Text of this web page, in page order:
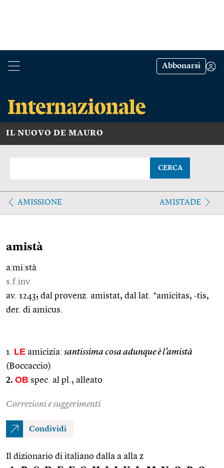
Abbonarsi
IL NUOVO DE MAURO
CERCA
AMISSIONE AMISTADE
amistà
a mi stà
s.f.inv.
av. 1243; dal provenz. amistat, dal lat. *amicitas, -tis,
der. di amicus.
1. LE amicizia: santissima cosa adunque è l’amistà
(Boccaccio)
2. OB spec. al pl., alleato
Correzioni e suggerimenti
Condividi
Il dizionario di italiano dalla a alla z